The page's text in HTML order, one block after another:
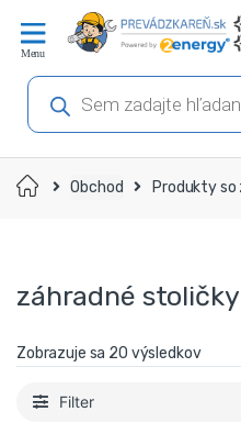
navigáciu
obsah
Products
search
Domov Obchod Produkty so
záhradné stoličky
Zobrazuje sa 20 výsledkov
Filter